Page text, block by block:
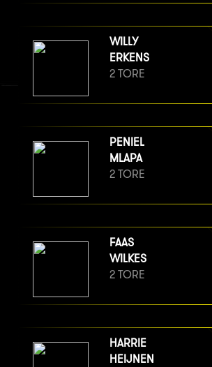
WILLY
ERKENS
2 TORE
PENIEL
MLAPA
2 TORE
FAAS
WILKES
2 TORE
HARRIE
HEIJNEN